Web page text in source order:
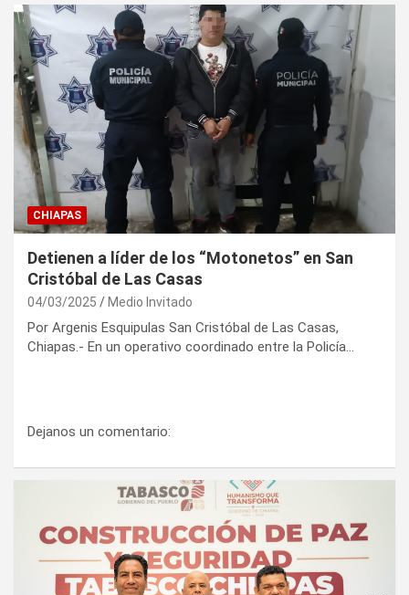
CHIAPAS
Detienen a líder de los “Motonetos” en San
Cristóbal de Las Casas
04/03/2025 Medio Invitado
Por Argenis Esquipulas San Cristóbal de Las Casas,
Chiapas.- En un operativo coordinado entre la Policía…
Dejanos un comentario: